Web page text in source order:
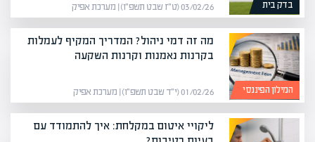
בדק בית 03/02/26 (ט״ז שבט תשפ״ו) | מערכת אפיק
המילון הפיננסי
מה זה דמי ניהול? המדריך המקיף לעמלות
בקרנות נאמנות וקרנות השקעה
01/02/26 (י״ד שבט תשפ״ו) | מערכת אפיק
ליקויי איטום במקלחת: איך להתמודד עם